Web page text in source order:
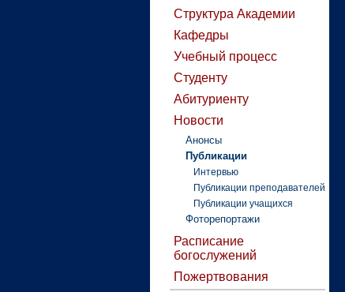
Структура Академии
Кафедры
Учебный процесс
Студенту
Абитуриенту
Новости
Анонсы
Публикации
Интервью
Публикации преподавателей
Публикации учащихся
Фоторепортажи
Расписание
богослужений
Пожертвования